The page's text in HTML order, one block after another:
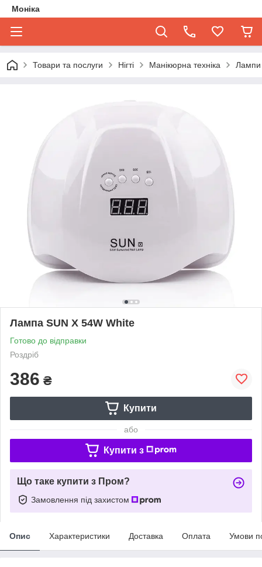
Моніка
Товари та послуги Нігті Манікюрна техніка Лампи
Лампа SUN X 54W White
Готово до відправки
Роздріб
386 ₴
Купити
або
Купити з
Що таке купити з Пром?
Замовлення під захистом
Опис Характеристики Доставка Оплата Умови